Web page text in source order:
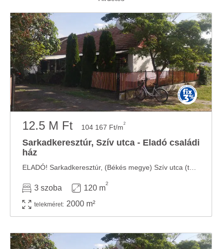
12.5 M Ft 104 167 Ft/m2
Sarkadkeresztúr, Szív utca - Eladó családi
ház
3 szoba 120 m
2
telekméret: 2000 m²